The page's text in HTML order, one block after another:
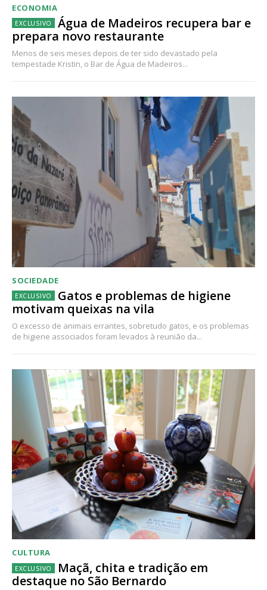
ECONOMIA
Água de Madeiros recupera bar e
prepara novo restaurante
Menos de seis meses depois de ter sido devastado pela
tempestade Kristin, o Bar de Água de Madeiros...
SOCIEDADE
Gatos e problemas de higiene
motivam queixas na vila
O excesso de animais errantes, sobretudo gatos, e os problemas
de higiene associados foram levados à reunião da...
CULTURA
Maçã, chita e tradição em
destaque no São Bernardo